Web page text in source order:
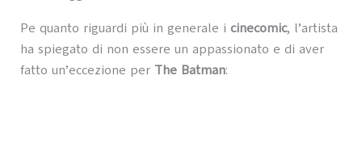
Pe quanto riguardi più in generale i cinecomic, l’artista
ha spiegato di non essere un appassionato e di aver
fatto un’eccezione per The Batman: